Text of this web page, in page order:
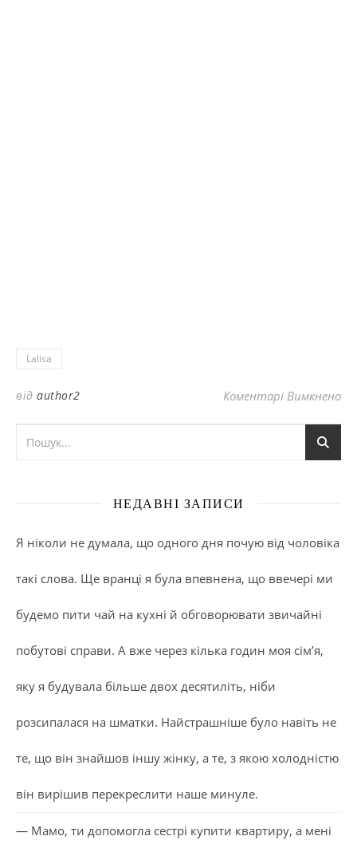
Lalisa
від author2 Коментарі Вимкненодо
НЕДАВНІ ЗАПИСИ
Я ніколи не думала, що одного дня почую від чоловіка
такі слова. Ще вранці я була впевнена, що ввечері ми
будемо пити чай на кухні й обговорювати звичайні
побутові справи. А вже через кілька годин моя сім’я,
яку я будувала більше двох десятиліть, ніби
розсипалася на шматки. Найстрашніше було навіть не
те, що він знайшов іншу жінку, а те, з якою холодністю
він вирішив перекреслити наше минуле.
— Мамо, ти допомогла сестрі купити квартиру, а мені